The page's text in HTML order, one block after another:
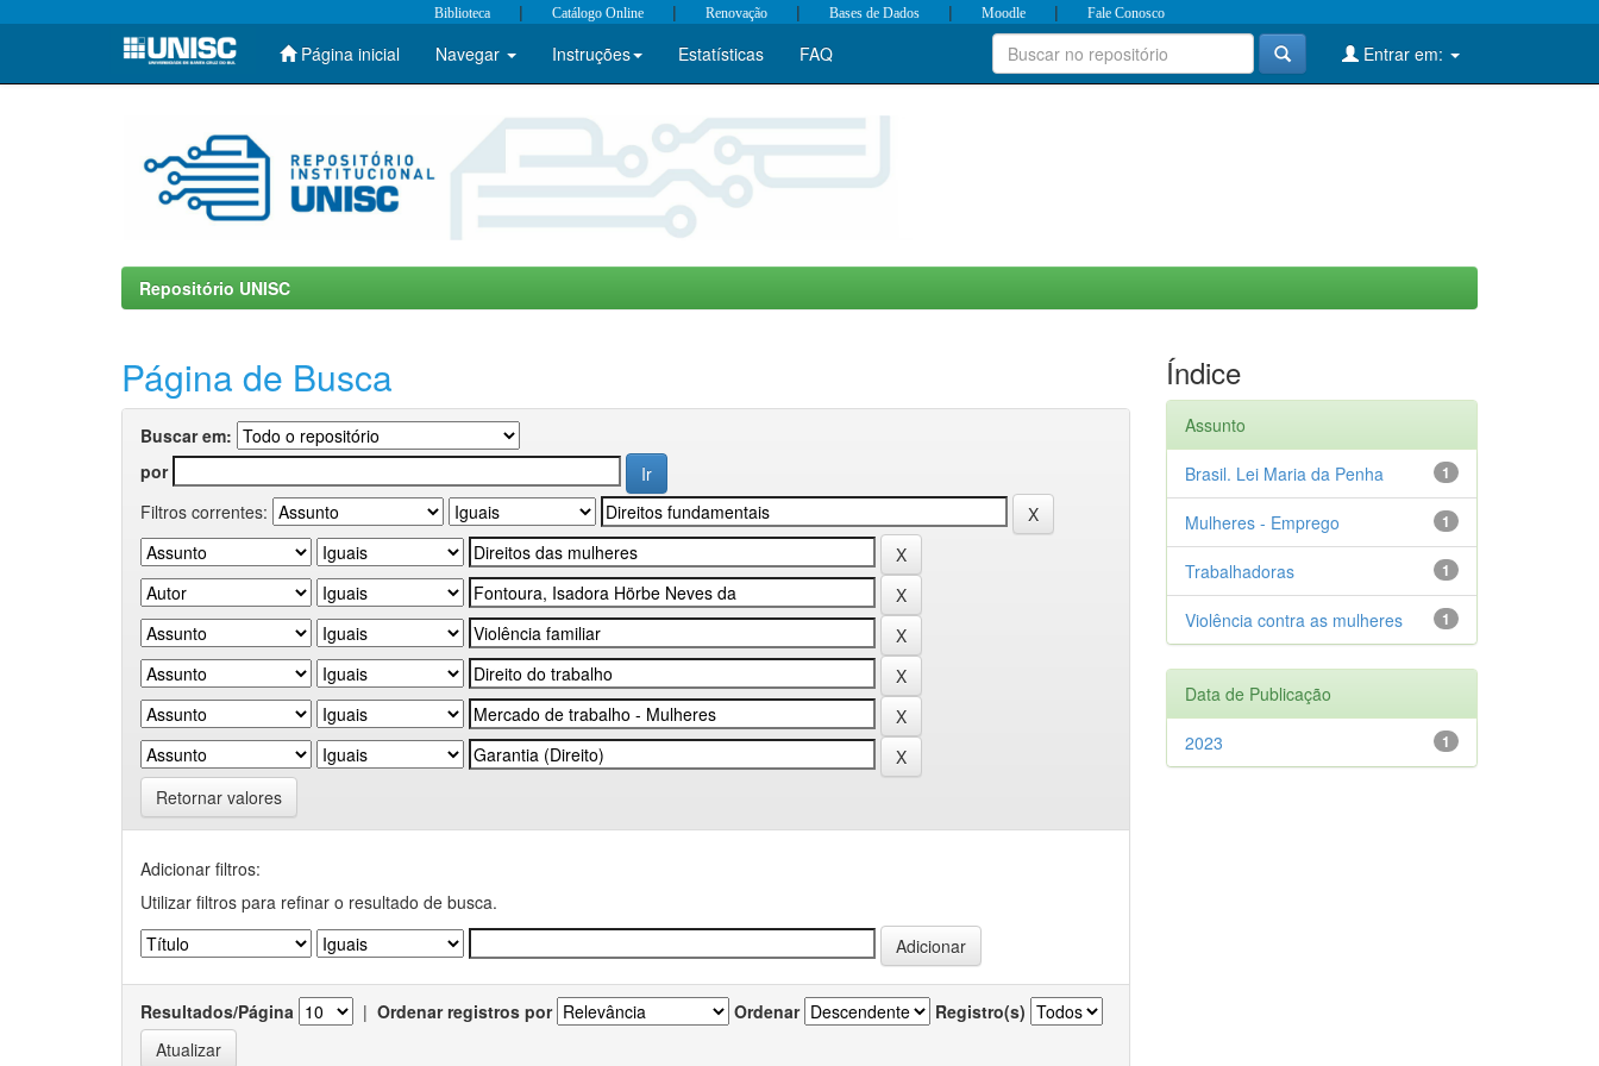
Skip
Biblioteca | Catálogo Online | Renovação | Bases de Dados | Moodle | Fale Conosco
Página inicial Navegar Instruções Estatísticas FAQ Entrar em:
Repositório UNISC
Página de Busca
Buscar em:
por
Filtros correntes:
Retornar valores
Adicionar filtros:
Utilizar filtros para refinar o resultado de busca.
Resultados/Página | Ordenar registros por Ordenar Registro(s)
Índice
Assunto
1
Brasil. Lei Maria da Penha
1
Mulheres - Emprego
1
Trabalhadoras
1
Violência contra as mulheres
Data de Publicação
1
2023